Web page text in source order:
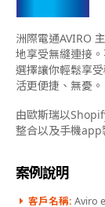
洲際電通AVIRO
地享受無縫連接
選擇讓你輕鬆享
活更便捷、無憂。
由歐斯瑞以
整合以及手機app
案例說明
客戶名稱: Aviro